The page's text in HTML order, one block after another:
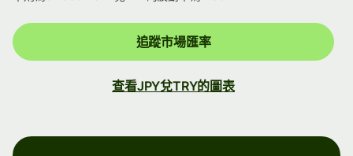
追蹤市場匯率
查看JPY兌TRY的圖表